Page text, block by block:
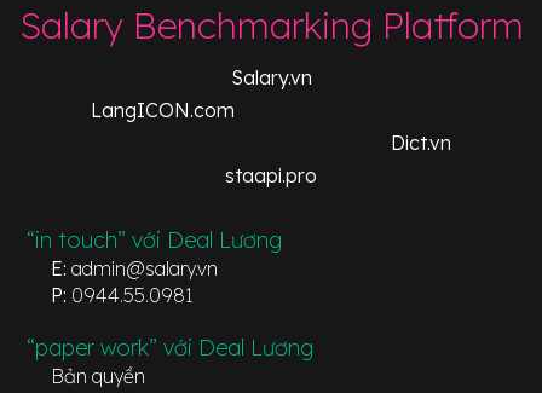
Salary Benchmarking Platform
Salary.vn
LangICON.com
Dict.vn
staapi.pro
“in touch” với Deal Lương
E: admin@salary.vn
P: 0944.55.0981
“paper work” với Deal Lương
Bản quyền